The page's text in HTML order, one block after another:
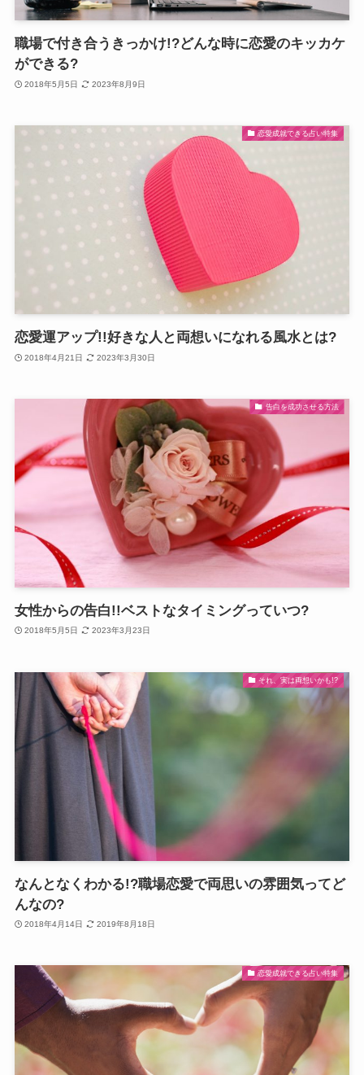
職場で付き合うきっかけ!?どんな時に恋愛のキッカケ
ができる?
2018年5月5日 2023年8月9日
恋愛成就できる占い特集
恋愛運アップ!!好きな人と両想いになれる風水とは?
2018年4月21日 2023年3月30日
告白を成功させる方法
女性からの告白!!ベストなタイミングっていつ?
2018年5月5日 2023年3月23日
それ、実は両想いかも!?
なんとなくわかる!?職場恋愛で両思いの雰囲気ってど
んなの?
2018年4月14日 2019年8月18日
恋愛成就できる占い特集